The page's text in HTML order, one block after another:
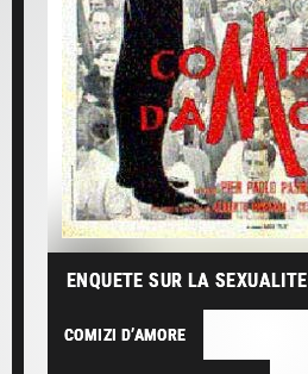
ENQUETE SUR LA SEXUALITE
COMIZI D’AMORE